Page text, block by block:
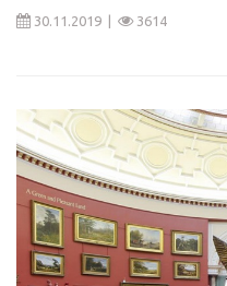
30.11.2019 | 3614